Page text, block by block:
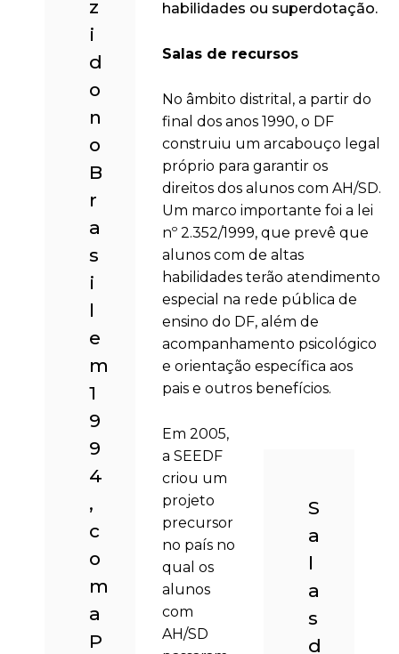
z
i
d
o
n
o
B
r
a
s
i
l
e
m
1
9
9
4
,
c
o
m
a
P
habilidades ou superdotação.
Salas de recursos
No âmbito distrital, a partir do
final dos anos 1990, o DF
construiu um arcabouço legal
próprio para garantir os
direitos dos alunos com AH/SD.
Um marco importante foi a lei
nº 2.352/1999, que prevê que
alunos com de altas
habilidades terão atendimento
especial na rede pública de
ensino do DF, além de
acompanhamento psicológico
e orientação específica aos
pais e outros benefícios.
S
a
l
a
s
d
Em 2005,
a SEEDF
criou um
projeto
precursor
no país no
qual os
alunos
com
AH/SD